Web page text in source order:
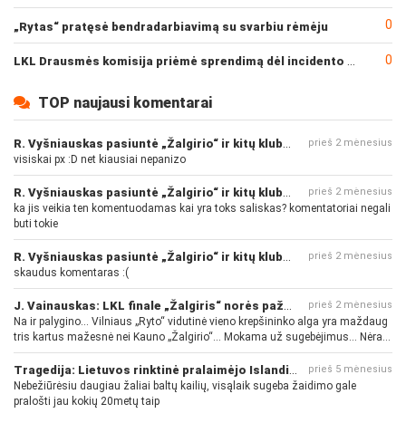
„Rytas“ pratęsė bendradarbiavimą su svarbiu rėmėju 0
0
TOP naujausi komentarai
prieš 2 mėnesius
visiskai px :D net kiausiai nepanizo
prieš 2 mėnesius
ka jis veikia ten komentuodamas kai yra toks saliskas? komentatoriai negali
buti tokie
prieš 2 mėnesius
skaudus komentaras :(
prieš 2 mėnesius
Na ir palygino... Vilniaus „Ryto“ vidutinė vieno krepšininko alga yra maždaug
tris kartus mažesnė nei Kauno „Žalgirio“... Mokama už sugebėjimus... Nėra
pinigų - nėra gerų žaidėjų...
prieš 5 mėnesius
Nebežiūrėsiu daugiau žaliai baltų kailių, visąlaik sugeba žaidimo gale
pralošti jau kokių 20metų taip